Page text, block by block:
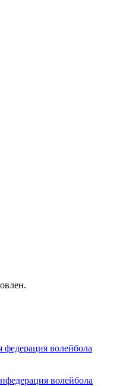
волейбола
волейбола